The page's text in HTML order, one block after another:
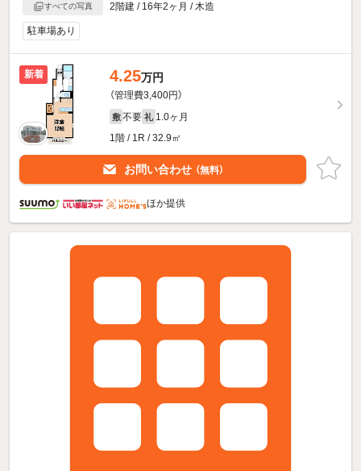
すべての写真
2階建 / 16年2ヶ月 / 木造
駐車場あり
新着 4.25万円
（管理費3,400円）
敷 不要 礼 1.0ヶ月
1階 / 1R / 32.9㎡
お問い合わせ （無料）
ほか提供